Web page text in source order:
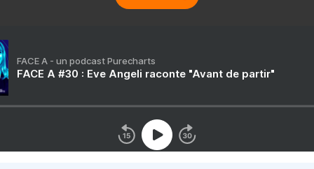
FACE A - un podcast Purecharts
FACE A #30 : Eve Angeli raconte "Avant de partir"